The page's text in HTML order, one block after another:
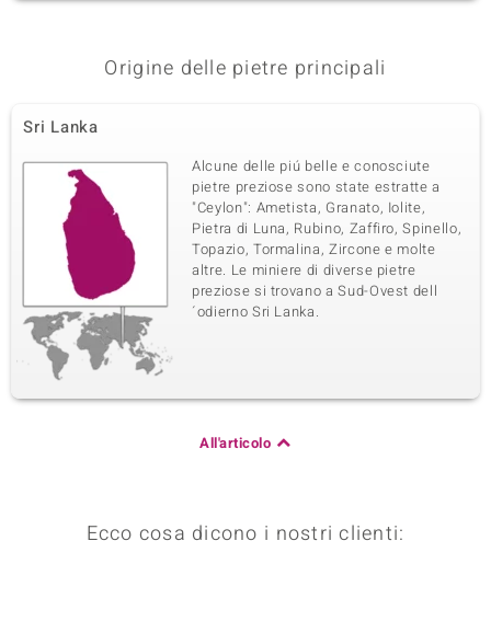
Origine delle pietre principali
Sri Lanka
Alcune delle piú belle e conosciute
pietre preziose sono state estratte a
"Ceylon": Ametista, Granato, Iolite,
Pietra di Luna, Rubino, Zaffiro, Spinello,
Topazio, Tormalina, Zircone e molte
altre. Le miniere di diverse pietre
preziose si trovano a Sud-Ovest dell
´odierno Sri Lanka.
All'articolo
Ecco cosa dicono i nostri clienti: